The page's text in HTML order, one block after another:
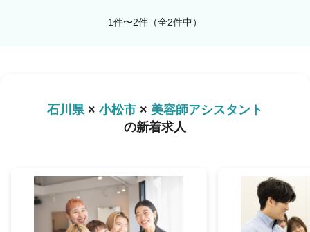
1件〜2件（全2件中）
石川県× 小松市 × 美容師アシスタント
の新着求人